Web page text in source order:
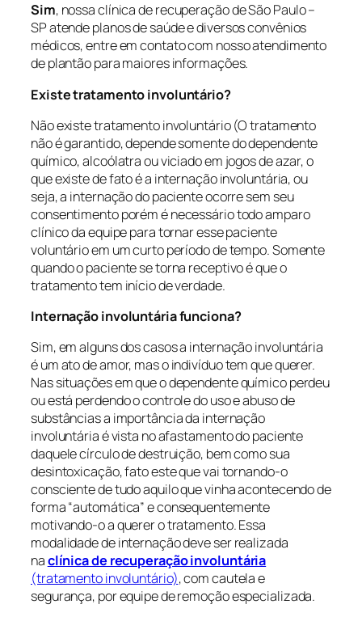
Sim, nossa clínica de recuperação de São Paulo –
SP atende planos de saúde e diversos convênios
médicos, entre em contato com nosso atendimento
de plantão para maiores informações.
Existe tratamento involuntário?
Não existe tratamento involuntário (O tratamento
não é garantido, depende somente do dependente
químico, alcoólatra ou viciado em jogos de azar, o
que existe de fato é a internação involuntária, ou
seja, a internação do paciente ocorre sem seu
consentimento porém é necessário todo amparo
clínico da equipe para tornar esse paciente
voluntário em um curto período de tempo. Somente
quando o paciente se torna receptivo é que o
tratamento tem início de verdade.
Internação involuntária funciona?
Sim, em alguns dos casos a internação involuntária
é um ato de amor, mas o indivíduo tem que querer.
Nas situações em que o dependente químico perdeu
ou está perdendo o controle do uso e abuso de
substâncias a importância da internação
involuntária é vista no afastamento do paciente
daquele círculo de destruição, bem como sua
desintoxicação, fato este que vai tornando-o
consciente de tudo aquilo que vinha acontecendo de
forma “automática” e consequentemente
motivando-o a querer o tratamento. Essa
modalidade de internação deve ser realizada
naclínica de recuperação involuntária
(tratamento involuntário), com cautela e
segurança, por equipe de remoção especializada.